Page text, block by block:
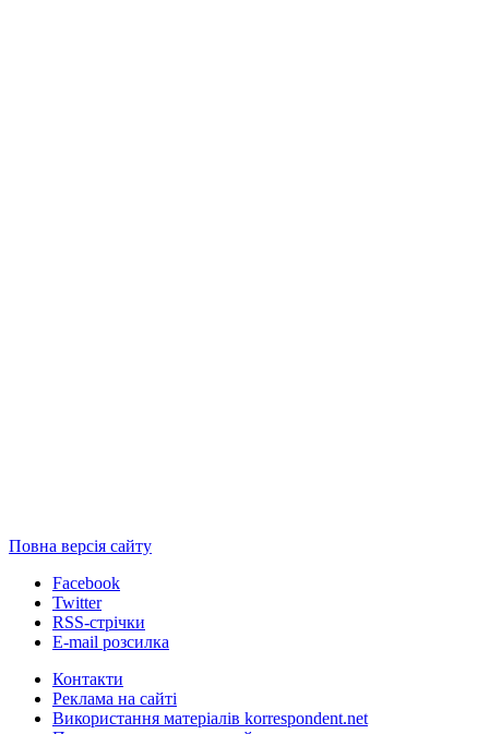
Повна версія сайту
Facebook
Twitter
RSS-стрічки
E-mail розсилка
Контакти
Реклама на сайті
Використання матеріалів korrespondent.net